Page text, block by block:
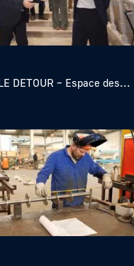
DETOUR – Espace des...